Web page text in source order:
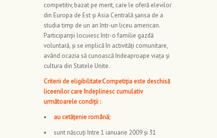
competitiv, bazat pe merit, care le oferă elevilor
din Europa de Est și Asia Centrală șansa de a
studia timp de un an într-un liceu american.
Participanții locuiesc într-o familie gazdă
voluntară, și se implică în activități comunitare,
având ocazia să cunoască îndeaproape viața și
cultura din Statele Unite.
Criterii de eligibilitate:Competiția este deschisă
liceenilor care îndeplinesc cumulativ
următoarele condiții :
• au cetățenie română;
• sunt născuți între 1 ianuarie 2009 și 31